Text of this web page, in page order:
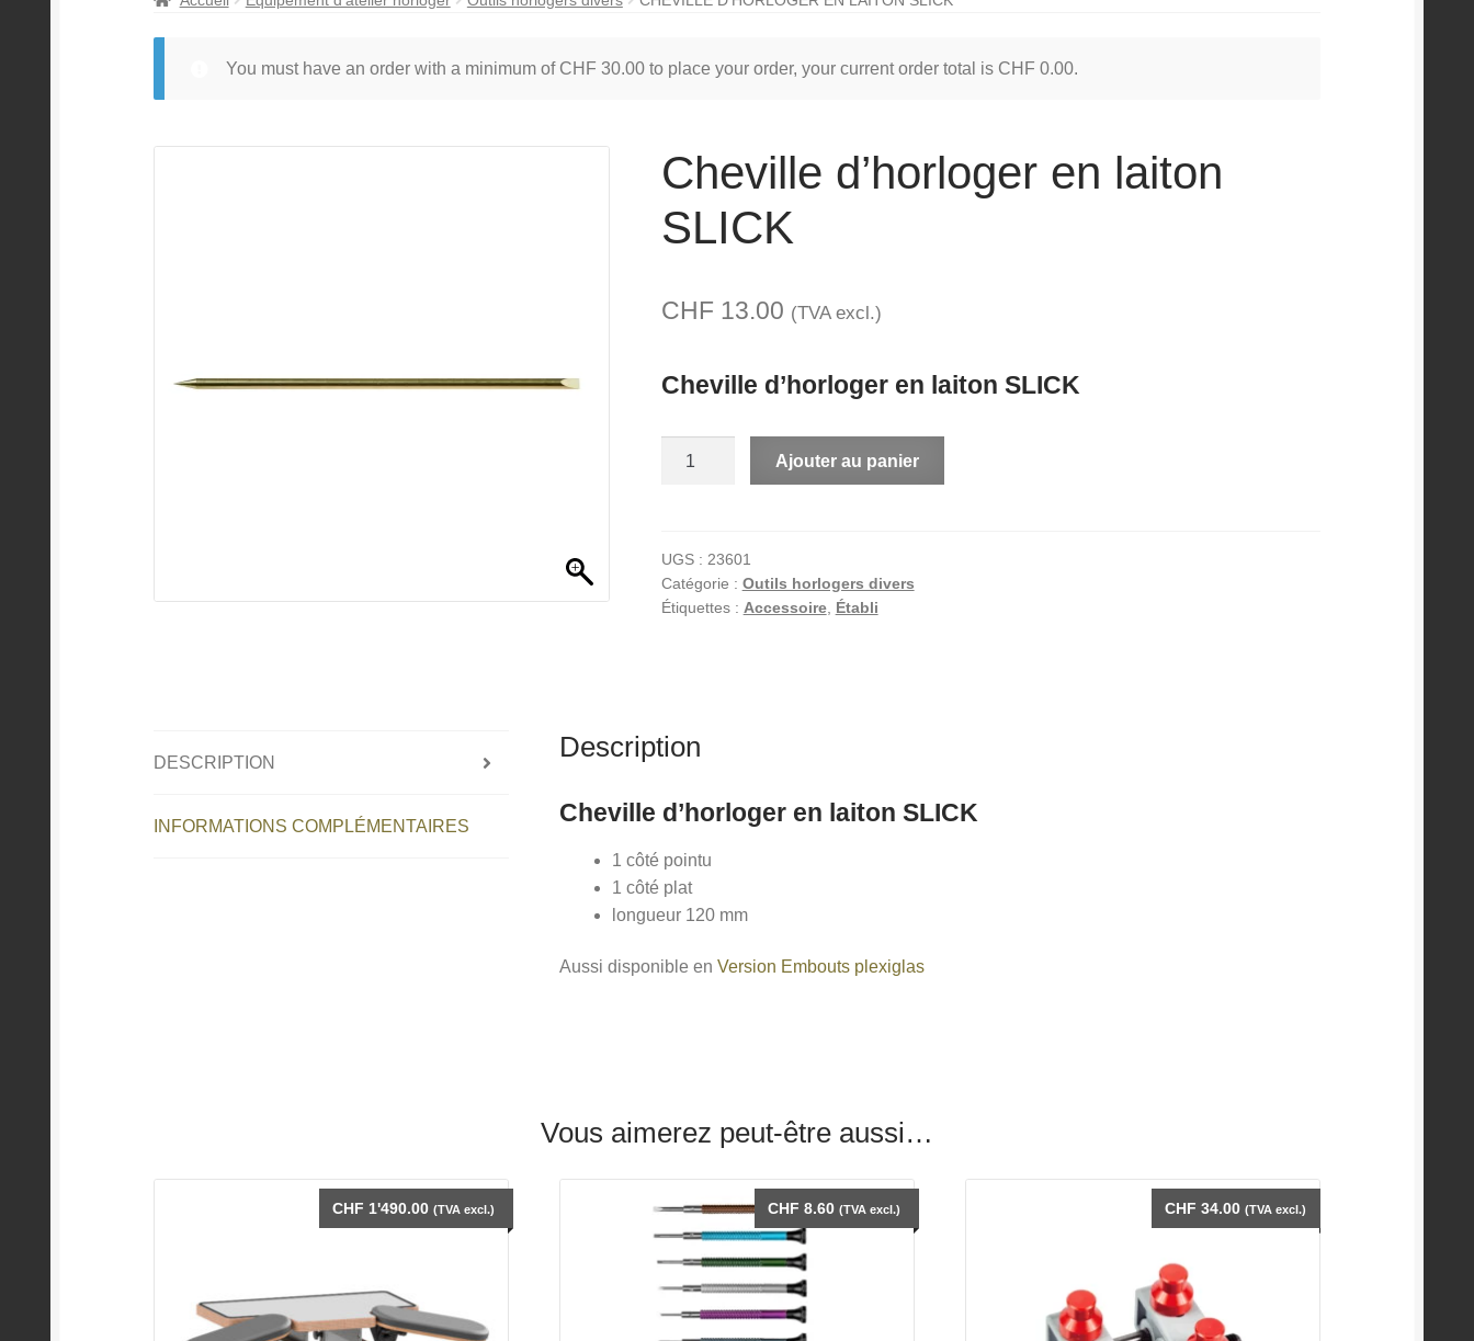
You must have an order with a minimum of CHF 30.00to place your order, your current order total is CHF 0.00.
Cheville d’horloger en laiton
SLICK
CHF 13.00 (TVA excl.)
Cheville d’horloger en laiton SLICK
en
laiton
SLICK
Ajouter au panier
UGS : 23601
Catégorie : Outils horlogers divers
Étiquettes : Accessoire, Établi
DESCRIPTION
INFORMATIONS COMPLÉMENTAIRES
Description
Cheville d’horloger en laiton SLICK
1 côté pointu
1 côté plat
longueur 120 mm
Aussi disponible enVersion Embouts plexiglas
Vous aimerez peut-être aussi…
CHF 1'490.00 (TVA excl.) CHF 8.60 (TVA excl.) CHF 34.00 (TVA excl.)